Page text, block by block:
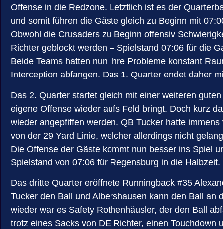
Offense in die Redzone. Letztlich ist es der
und somit führen die Gäste gleich zu Beginn mit
Obwohl die Crusaders zu Beginn offensiv
Richter geblockt werden – Spielstand 07:06 für die
Beide Teams hatten nun ihre Probleme konstant
Interception abfangen. Das 1. Quarter endet daher
Das 2. Quarter startet gleich mit einer weiteren
eigene Offense wieder aufs Feld bringt. Doch kurz
wieder angepfiffen werden. QB Tucker hatte
von der 29 Yard Linie, welcher allerdings nicht
Die Offense der Gäste kommt nun besser ins Spiel
Spielstand von 07:06 für Regensburg in die Halbzeit.
Das dritte Quarter eröffnete Runningback #35
Tucker den Ball und Albershausen kann den Ball an
wieder war es Safety Rothenhäusler, der den Ball
trotz eines Sacks von DE Richter, einen